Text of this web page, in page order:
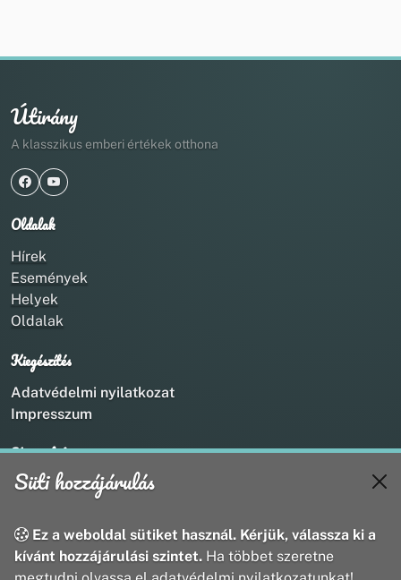
Útirány
A klasszikus emberi értékek otthona
Oldalak
Hírek
Események
Helyek
Oldalak
Kiegészítés
Adatvédelmi nyilatkozat
Impresszum
Kapcsolat
+36 20 211 1888
webmaster@utirany.hu
8419 Csesznek, Vasút u.18.
Süti hozzájárulás
Ez a weboldal sütiket használ. Kérjük, válassza ki a
kívánt hozzájárulási szintet. Ha többet szeretne